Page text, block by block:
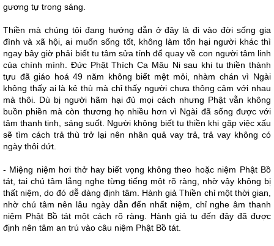
gương tự trong sáng.
Thiền mà chúng tôi đang hướng dẫn ở đây là đi vào đời sống gia
đình và xã hội, ai muốn sống tốt, không làm tổn hại người khác thì
ngay bây giờ phải biết tu tâm sửa tính để quay về con người tâm linh
của chính mình. Đức Phật Thích Ca Mâu Ni sau khi tu thiền thành
tựu đã giáo hoá 49 năm không biết mệt mỏi, nhàm chán vì Ngài
không thấy ai là kẻ thù mà chỉ thấy người chưa thông cảm với nhau
mà thôi. Dù bị người hãm hại đủ mọi cách nhưng Phật vẫn không
buồn phiền mà còn thương họ nhiều hơn vì Ngài đã sống được với
tâm thanh tịnh, sáng suốt. Người không biết tu thiền khi gặp việc xấu
sẽ tìm cách trả thù trở lại nên nhân quả vay trả, trả vay không có
ngày thôi dứt.
- Miệng niệm hơi thở hay biết vọng không theo hoặc niệm Phật Bồ
tát, tai chú tâm lắng nghe từng tiếng một rõ ràng, nhờ vậy không bị
thất niệm, do đó dễ dàng định tâm. Hành giả Thiền chỉ một thời gian,
nhờ chú tâm nên lâu ngày dẫn đến nhất niệm, chỉ nghe âm thanh
niệm Phật Bồ tát một cách rõ ràng. Hành giả tu đến đây đã được
định nên tâm an trú vào câu niệm Phật Bồ tát.